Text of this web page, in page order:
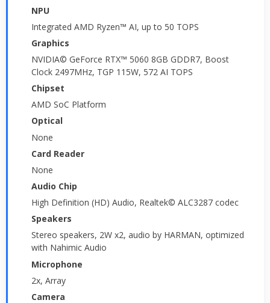
NPU
Integrated AMD Ryzen™ AI, up to 50 TOPS
Graphics
NVIDIA© GeForce RTX™ 5060 8GB GDDR7, Boost
Clock 2497MHz, TGP 115W, 572 AI TOPS
Chipset
AMD SoC Platform
Optical
None
Card Reader
None
Audio Chip
High Definition (HD) Audio, Realtek© ALC3287 codec
Speakers
Stereo speakers, 2W x2, audio by HARMAN, optimized
with Nahimic Audio
Microphone
2x, Array
Camera